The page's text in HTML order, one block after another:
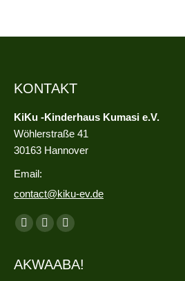
KONTAKT
KiKu -Kinderhaus Kumasi e.V.
Wöhlerstraße 41
30163 Hannover
Email:
contact@kiku-ev.de
Finden Sie uns auf:
Facebook
opens
Instagram
opens
E-
page
AKWAABA!